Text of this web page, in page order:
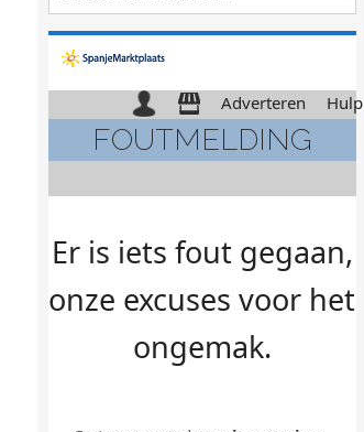
Adverteren Hulp
FOUTMELDING
Er is iets fout gegaan,
onze excuses voor het
ongemak.